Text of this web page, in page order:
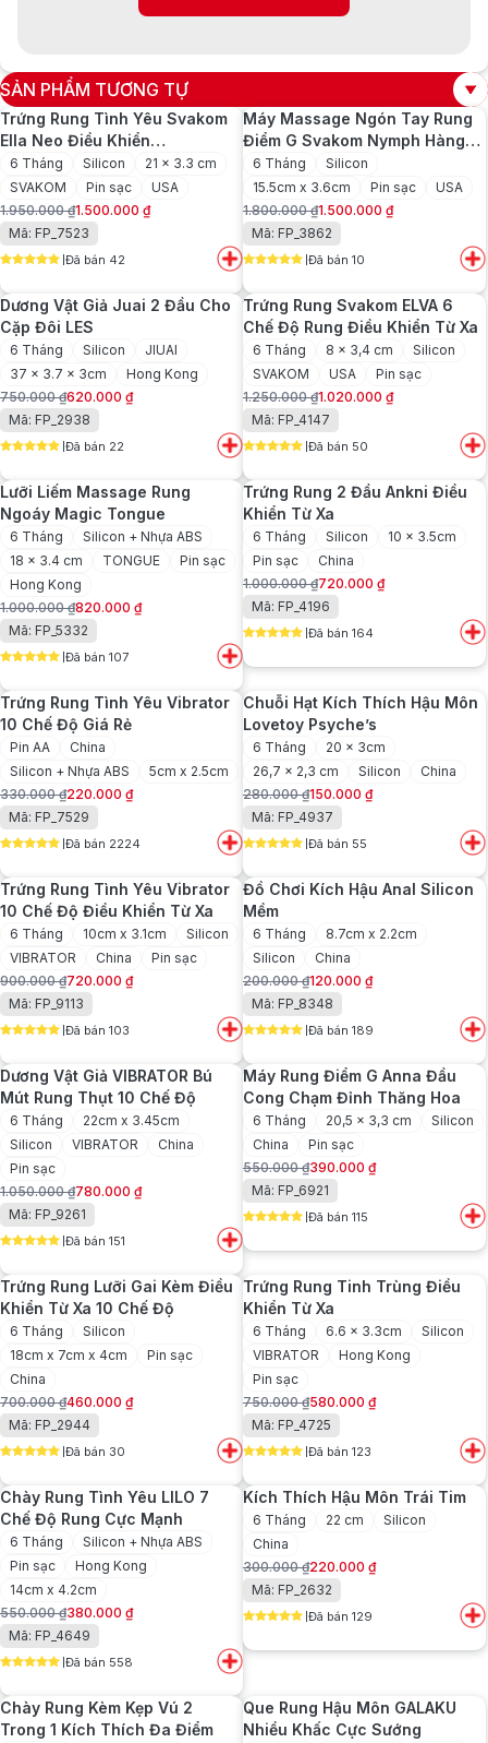
SẢN PHẨM TƯƠNG TỰ
Trứng Rung Tình Yêu Svakom
Ella Neo Điều Khiển
Smartphone
6 Tháng Silicon
21 x 3.3 cm
SVAKOM
Pin sạc
USA
1.950.000₫
Giá
gốc
là:
1.950.000 ₫.
1.500.000 ₫
Giá
hiện
tại
là:
1.500.000 ₫.
Mã: FP_7523
Đã bán 42
Máy Massage Ngón Tay Rung
Điểm G Svakom Nymph Hàng
USA
6 Tháng
Silicon
15.5cm x 3.6cm
Pin sạc
USA
1.800.000₫
Giá
gốc
là:
1.800.000 ₫.
1.500.000 ₫
Giá
hiện
tại
là:
1.500.000 ₫.
Mã: FP_3862
Đã bán 10
Dương Vật Giả Juai 2 Đầu Cho
Cặp Đôi LES
6 Tháng Silicon
JIUAI
37 x 3.7 x 3cm
Hong Kong
750.000₫
Giá
gốc
là:
750.000 ₫.
620.000 ₫
Giá
hiện
tại
là:
620.000 ₫.
Mã: FP_2938
Đã bán 22
Trứng Rung Svakom ELVA 6
Chế Độ Rung Điều Khiển Từ Xa
6 Tháng 8 x 3,4 cm
Silicon
SVAKOM
USA
Pin sạc
1.250.000₫
Giá
gốc
là:
1.250.000 ₫.
1.020.000 ₫
Giá
hiện
tại
là:
1.020.000 ₫.
Mã: FP_4147
Đã bán 50
Lưỡi Liếm Massage Rung
Ngoáy Magic Tongue
6 Tháng
Silicon + Nhựa ABS
18 x 3.4 cm
TONGUE
Pin sạc
Hong Kong
1.000.000₫
Giá
gốc
là:
1.000.000 ₫.
820.000 ₫
Giá
hiện
tại
là:
820.000 ₫.
Mã: FP_5332
Đã bán 107
Trứng Rung 2 Đầu Ankni Điều
Khiển Từ Xa
6 Tháng Silicon
10 x 3.5cm
Pin sạc
China
1.000.000₫
Giá
gốc
là:
1.000.000 ₫.
720.000 ₫
Giá
hiện
tại
là:
720.000 ₫.
Mã: FP_4196
Đã bán 164
Trứng Rung Tình Yêu Vibrator
10 Chế Độ Giá Rẻ
Pin AA
China
Silicon + Nhựa ABS
5cm x 2.5cm
330.000₫
Giá
gốc
là:
330.000 ₫.
220.000 ₫
Giá
hiện
tại
là:
220.000 ₫.
Mã: FP_7529
Đã bán 2224
Chuỗi Hạt Kích Thích Hậu Môn
Lovetoy Psyche’s
6 Tháng
20 x 3cm
26,7 x 2,3 cm
Silicon
China
280.000₫
Giá
gốc
là:
280.000 ₫.
150.000 ₫
Giá
hiện
tại
là:
150.000 ₫.
Mã: FP_4937
Đã bán 55
Trứng Rung Tình Yêu Vibrator
10 Chế Độ Điều Khiển Từ Xa
6 Tháng 10cm x 3.1cm
Silicon
VIBRATOR
China
Pin sạc
900.000₫
Giá
gốc
là:
900.000 ₫.
720.000 ₫
Giá
hiện
tại
là:
720.000 ₫.
Mã: FP_9113
Đã bán 103
Đồ Chơi Kích Hậu Anal Silicon
Mềm
6 Tháng
8.7cm x 2.2cm
Silicon
China
200.000₫
Giá
gốc
là:
200.000 ₫.
120.000 ₫
Giá
hiện
tại
là:
120.000 ₫.
Mã: FP_8348
Đã bán 189
Dương Vật Giả VIBRATOR Bú
Mút Rung Thụt 10 Chế Độ
6 Tháng
22cm x 3.45cm
Silicon
VIBRATOR
China
Pin sạc
1.050.000₫
Giá
gốc
là:
1.050.000 ₫.
780.000 ₫
Giá
hiện
tại
là:
780.000 ₫.
Mã: FP_9261
Đã bán 151
Máy Rung Điểm G Anna Đầu
Cong Chạm Đỉnh Thăng Hoa
6 Tháng 20,5 x 3,3 cm
Silicon
China
Pin sạc
550.000₫
Giá
gốc
là:
550.000 ₫.
390.000 ₫
Giá
hiện
tại
là:
390.000 ₫.
Mã: FP_6921
Đã bán 115
Trứng Rung Lưỡi Gai Kèm Điều
Khiển Từ Xa 10 Chế Độ
6 Tháng
Silicon
18cm x 7cm x 4cm
Pin sạc
China
700.000₫
Giá
gốc
là:
700.000 ₫.
460.000 ₫
Giá
hiện
tại
là:
460.000 ₫.
Mã: FP_2944
Đã bán 30
Trứng Rung Tinh Trùng Điều
Khiển Từ Xa
6 Tháng 6.6 x 3.3cm
Silicon
VIBRATOR
Hong Kong
Pin sạc
750.000₫
Giá
gốc
là:
750.000 ₫.
580.000 ₫
Giá
hiện
tại
là:
580.000 ₫.
Mã: FP_4725
Đã bán 123
Chày Rung Tình Yêu LILO 7
Chế Độ Rung Cực Mạnh
6 Tháng
Silicon + Nhựa ABS
Pin sạc
Hong Kong
14cm x 4.2cm
550.000₫
Giá
gốc
là:
550.000 ₫.
380.000 ₫
Giá
hiện
tại
là:
380.000 ₫.
Mã: FP_4649
Đã bán 558
Kích Thích Hậu Môn Trái Tim
6 Tháng 22 cm
Silicon
China
300.000₫
Giá
gốc
là:
300.000 ₫.
220.000 ₫
Giá
hiện
tại
là:
220.000 ₫.
Mã: FP_2632
Đã bán 129
Chày Rung Kèm Kẹp Vú 2
Trong 1 Kích Thích Đa Điểm
Que Rung Hậu Môn GALAKU
Nhiều Khấc Cực Sướng